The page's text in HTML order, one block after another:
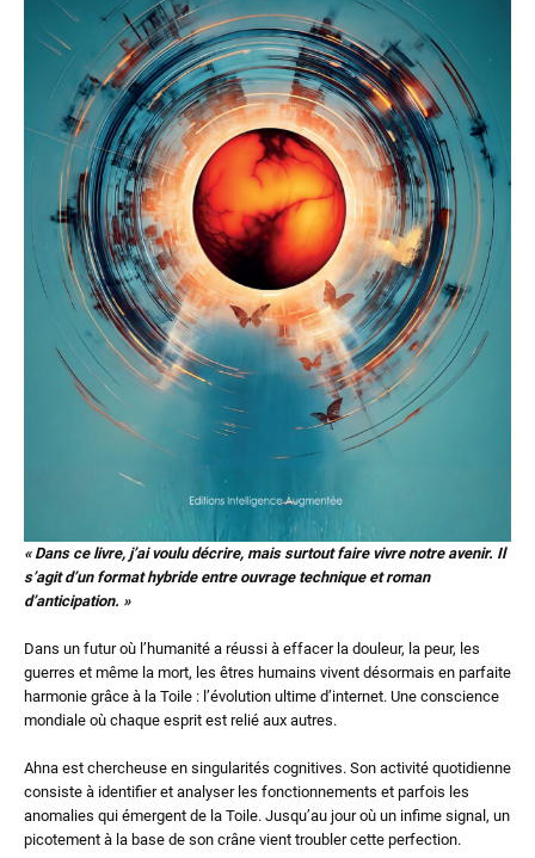
« Dans ce livre, j’ai voulu décrire, mais surtout faire vivre notre avenir. Il
s’agit d’un format hybride entre ouvrage technique et roman
d’anticipation. »
Dans un futur où l’humanité a réussi à effacer la douleur, la peur, les
guerres et même la mort, les êtres humains vivent désormais en parfaite
harmonie grâce à la Toile : l’évolution ultime d’internet. Une conscience
mondiale où chaque esprit est relié aux autres.
Ahna est chercheuse en singularités cognitives. Son activité quotidienne
consiste à identifier et analyser les fonctionnements et parfois les
anomalies qui émergent de la Toile. Jusqu’au jour où un infime signal, un
picotement à la base de son crâne vient troubler cette perfection.